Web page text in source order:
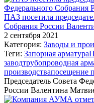
ПАЗ посетила
Собрания России
2 сентября 2021
Категория: Заводы и
Теги: Запорная арматура
заводтрубопроводная
производствапосещение
Председатель Совета
России Валентина